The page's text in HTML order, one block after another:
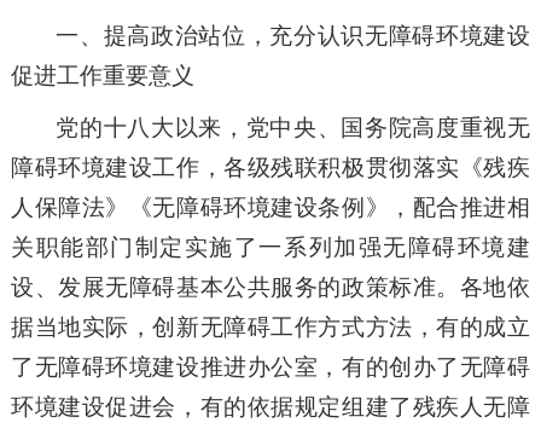
一、提高政治站位，充分认识无障碍环境建设
促进工作重要意义
党的十八大以来，党中央、国务院高度重视无
障碍环境建设工作，各级残联积极贯彻落实《残疾
人保障法》《无障碍环境建设条例》，配合推进相
关职能部门制定实施了一系列加强无障碍环境建
设、发展无障碍基本公共服务的政策标准。各地依
据当地实际，创新无障碍工作方式方法，有的成立
了无障碍环境建设推进办公室，有的创办了无障碍
环境建设促进会，有的依据规定组建了残疾人无障